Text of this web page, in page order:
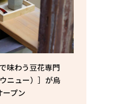
味わう豆花専門
ニュー）］が烏
ープン